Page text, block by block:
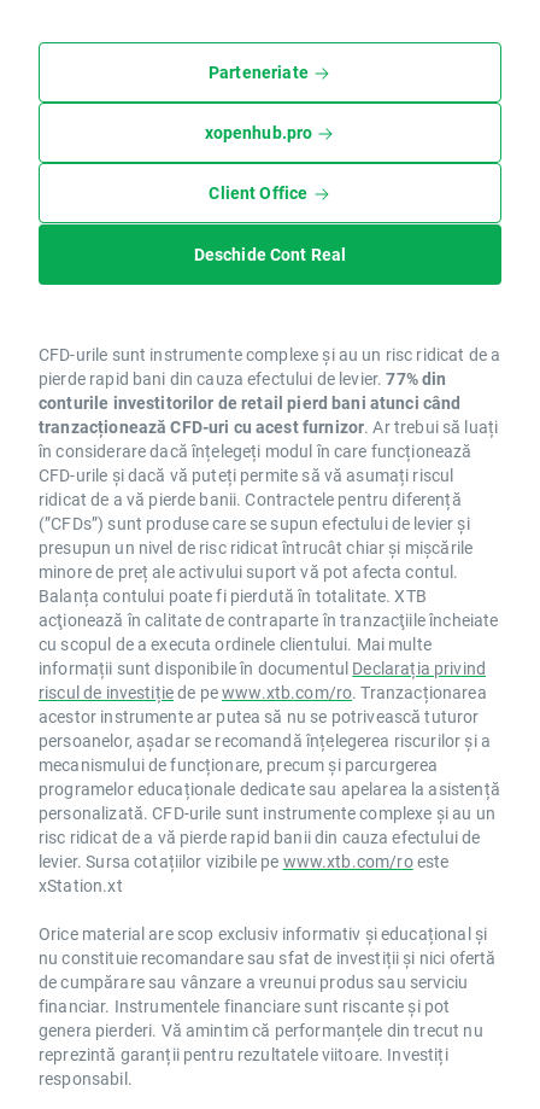
Parteneriate
xopenhub.pro
Client Office
Deschide Cont Real
CFD-urile sunt instrumente complexe și au un risc ridicat de a
pierde rapid bani din cauza efectului de levier.77% din
conturile investitorilor de retail pierd bani atunci când
tranzacționează CFD-uri cu acest furnizor. Ar trebui să luați
în considerare dacă înțelegeți modul în care funcționează
CFD-urile și dacă vă puteți permite să vă asumați riscul
ridicat de a vă pierde banii. Contractele pentru diferență
(”CFDs”) sunt produse care se supun efectului de levier și
presupun un nivel de risc ridicat întrucât chiar și mișcările
minore de preț ale activului suport vă pot afecta contul.
Balanța contului poate fi pierdută în totalitate. XTB
acţionează în calitate de contraparte în tranzacţiile încheiate
cu scopul de a executa ordinele clientului. Mai multe
informații sunt disponibile în documentul Declarația privind
riscul de investițiede pewww.xtb.com/ro. Tranzacționarea
acestor instrumente ar putea să nu se potrivească tuturor
persoanelor, așadar se recomandă înțelegerea riscurilor și a
mecanismului de funcționare, precum și parcurgerea
programelor educaționale dedicate sau apelarea la asistență
personalizată. CFD-urile sunt instrumente complexe și au un
risc ridicat de a vă pierde rapid banii din cauza efectului de
levier. Sursa cotațiilor vizibile pe www.xtb.com/roeste
xStation.xt
Orice material are scop exclusiv informativ și educațional și
nu constituie recomandare sau sfat de investiții și nici ofertă
de cumpărare sau vânzare a vreunui produs sau serviciu
financiar. Instrumentele financiare sunt riscante și pot
genera pierderi. Vă amintim că performanțele din trecut nu
reprezintă garanții pentru rezultatele viitoare. Investiți
responsabil.